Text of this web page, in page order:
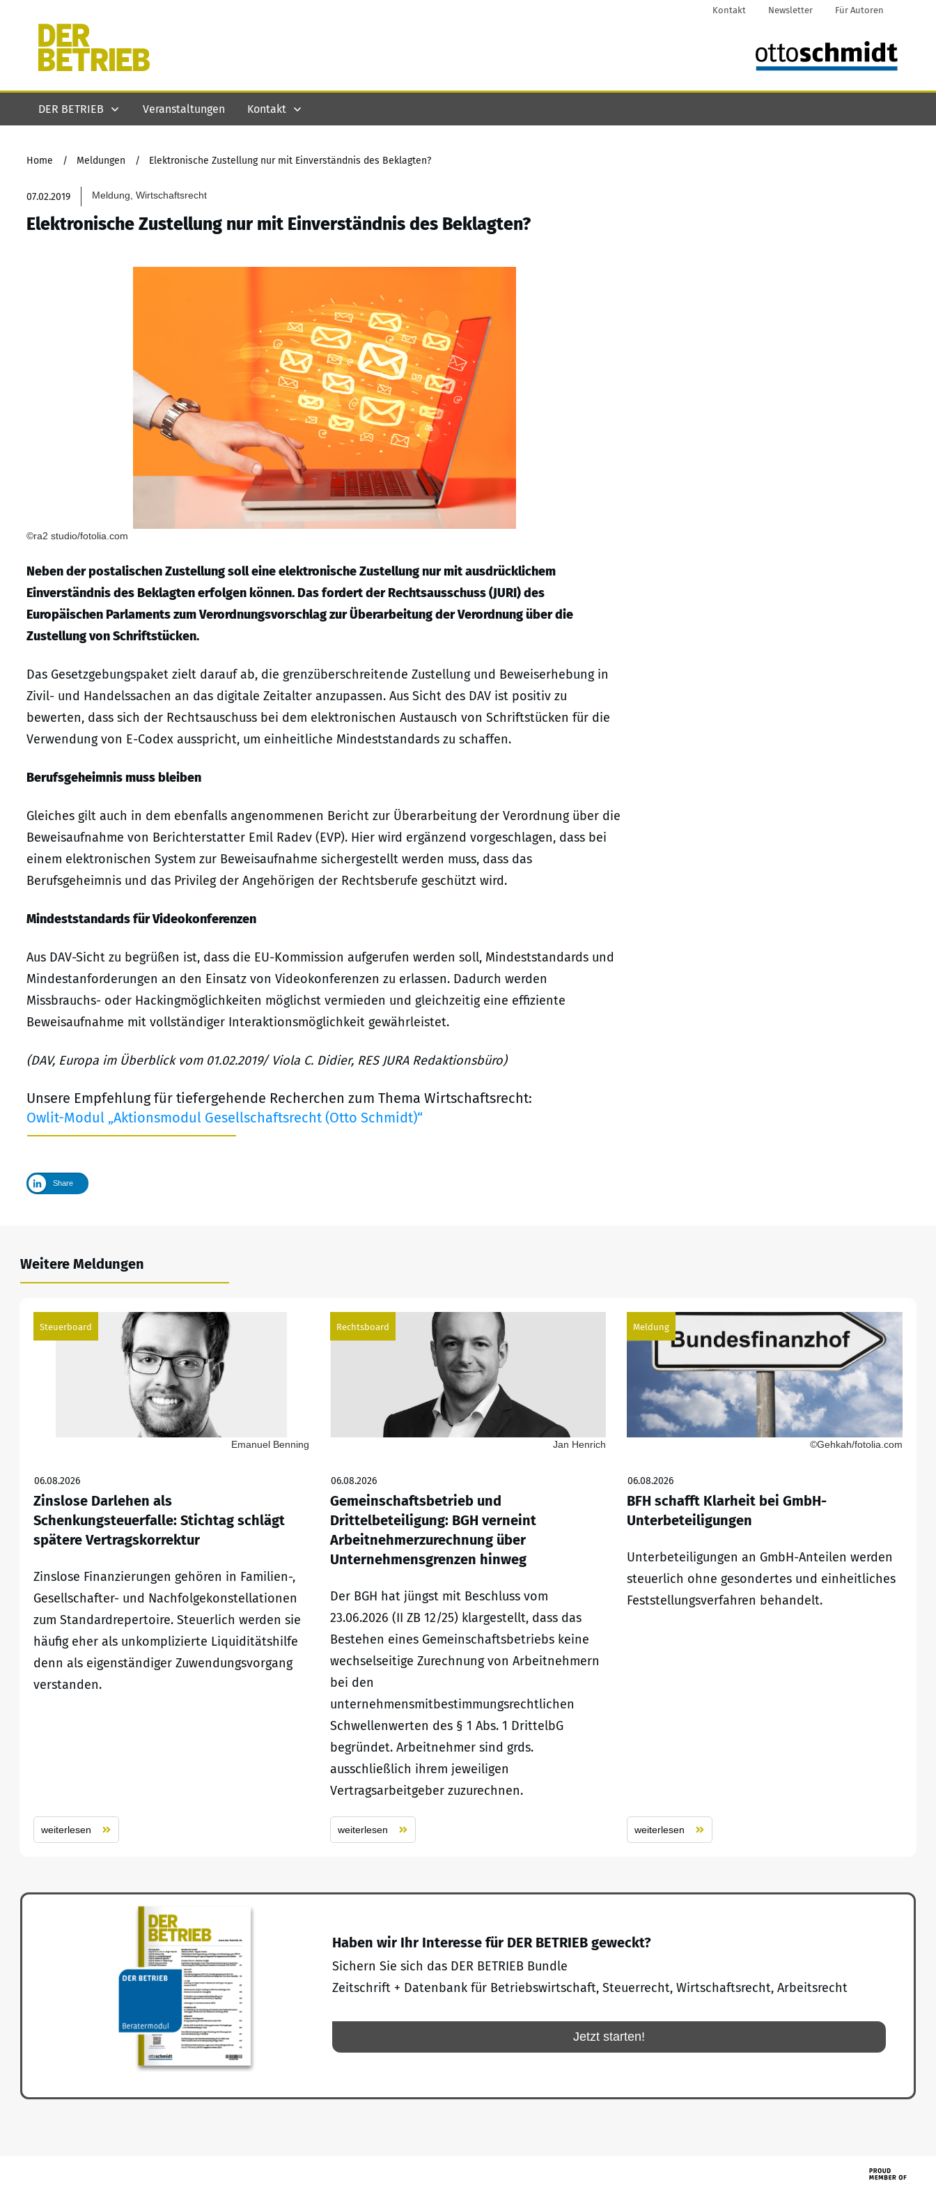
Kontakt Newsletter Für Autoren
DER BETRIEB Veranstaltungen Kontakt
Home / Meldungen / Elektronische Zustellung nur mit Einverständnis des Beklagten?
07.02.2019 Meldung, Wirtschaftsrecht
Elektronische Zustellung nur mit Einverständnis des Beklagten?
©ra2 studio/fotolia.com
Neben der postalischen Zustellung soll eine elektronische Zustellung nur mit ausdrücklichem
Einverständnis des Beklagten erfolgen können. Das fordert der Rechtsausschuss (JURI) des
Europäischen Parlaments zum Verordnungsvorschlag zur Überarbeitung der Verordnung über die
Zustellung von Schriftstücken.
Das Gesetzgebungspaket zielt darauf ab, die grenzüberschreitende Zustellung und Beweiserhebung in
Zivil- und Handelssachen an das digitale Zeitalter anzupassen. Aus Sicht des DAV ist positiv zu
bewerten, dass sich der Rechtsauschuss bei dem elektronischen Austausch von Schriftstücken für die
Verwendung von E-Codex ausspricht, um einheitliche Mindeststandards zu schaffen.
Berufsgeheimnis muss bleiben
Gleiches gilt auch in dem ebenfalls angenommenen Bericht zur Überarbeitung der Verordnung über die
Beweisaufnahme von Berichterstatter Emil Radev (EVP). Hier wird ergänzend vorgeschlagen, dass bei
einem elektronischen System zur Beweisaufnahme sichergestellt werden muss, dass das
Berufsgeheimnis und das Privileg der Angehörigen der Rechtsberufe geschützt wird.
Mindeststandards für Videokonferenzen
Aus DAV-Sicht zu begrüßen ist, dass die EU-Kommission aufgerufen werden soll, Mindeststandards und
Mindestanforderungen an den Einsatz von Videokonferenzen zu erlassen. Dadurch werden
Missbrauchs- oder Hackingmöglichkeiten möglichst vermieden und gleichzeitig eine effiziente
Beweisaufnahme mit vollständiger Interaktionsmöglichkeit gewährleistet.
(DAV, Europa im Überblick vom 01.02.2019/ Viola C. Didier, RES JURA Redaktionsbüro)
Unsere Empfehlung für tiefergehende Recherchen zum Thema Wirtschaftsrecht:
Owlit-Modul „Aktionsmodul Gesellschaftsrecht (Otto Schmidt)“
Share
Weitere Meldungen
Steuerboard
Emanuel Benning
06.08.2026
Zinslose Darlehen als
Schenkungsteuerfalle: Stichtag schlägt
spätere Vertragskorrektur
Zinslose Finanzierungen gehören in Familien-,
Gesellschafter- und Nachfolgekonstellationen
zum Standardrepertoire. Steuerlich werden sie
häufig eher als unkomplizierte Liquiditätshilfe
denn als eigenständiger Zuwendungsvorgang
verstanden.
weiterlesen
Rechtsboard
Jan Henrich
06.08.2026
Gemeinschaftsbetrieb und
Drittelbeteiligung: BGH verneint
Arbeitnehmerzurechnung über
Unternehmensgrenzen hinweg
Der BGH hat jüngst mit Beschluss vom
23.06.2026 (II ZB 12/25) klargestellt, dass das
Bestehen eines Gemeinschaftsbetriebs keine
wechselseitige Zurechnung von Arbeitnehmern
bei den
unternehmensmitbestimmungsrechtlichen
Schwellenwerten des § 1 Abs. 1 DrittelbG
begründet. Arbeitnehmer sind grds.
ausschließlich ihrem jeweiligen
Vertragsarbeitgeber zuzurechnen.
weiterlesen
Meldung
©Gehkah/fotolia.com
06.08.2026
BFH schafft Klarheit bei GmbH-
Unterbeteiligungen
Unterbeteiligungen an GmbH-Anteilen werden
steuerlich ohne gesondertes und einheitliches
Feststellungsverfahren behandelt.
weiterlesen
Haben wir Ihr Interesse für DER BETRIEB geweckt?
Sichern Sie sich das DER BETRIEB Bundle
Zeitschrift + Datenbank für Betriebswirtschaft, Steuerrecht, Wirtschaftsrecht, Arbeitsrecht
Jetzt starten!